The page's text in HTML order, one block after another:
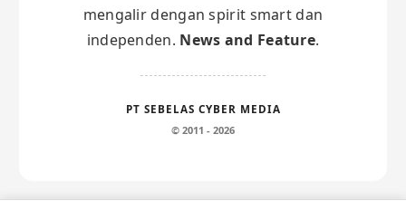
mengalir dengan spirit smart dan
independen. News and Feature.
PT SEBELAS CYBER MEDIA
© 2011 - 2026